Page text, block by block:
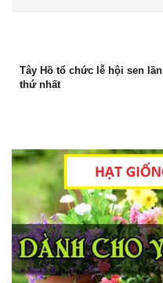
Tây Hồ tổ chức lễ hội sen lần
thứ nhất